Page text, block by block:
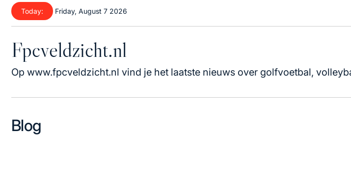
Skip
content
Today: Friday, August 7 2026
Fpcveldzicht.nl
Op www.fpcveldzicht.nl vind je het laatste nieuws over golfvoetbal,
Blog